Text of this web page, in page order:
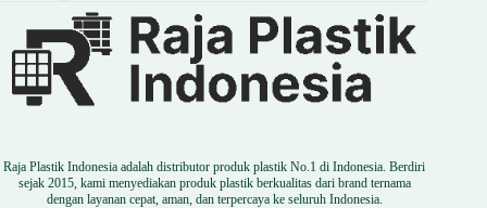
Raja Plastik Indonesia adalah distributor produk plastik No.1 di Indonesia. Berdiri
sejak 2015, kami menyediakan produk plastik berkualitas dari brand ternama
dengan layanan cepat, aman, dan terpercaya ke seluruh Indonesia.